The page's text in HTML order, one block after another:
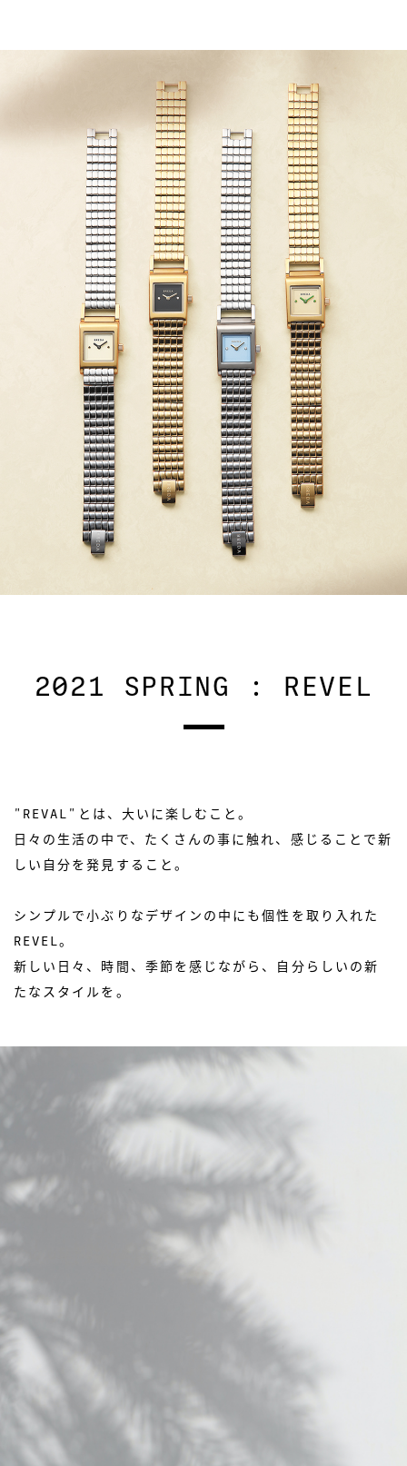
LOOK BOOK
STREET SNAP
SHOP LIST
FOLLOW US
2021 SPRING : REVEL
"REVAL"とは、大いに楽しむこと。
日々の生活の中で、たくさんの事に触れ、感じることで新
しい自分を発見すること。
シンプルで小ぶりなデザインの中にも個性を取り入れた
REVEL。
新しい日々、時間、季節を感じながら、自分らしいの新
たなスタイルを。